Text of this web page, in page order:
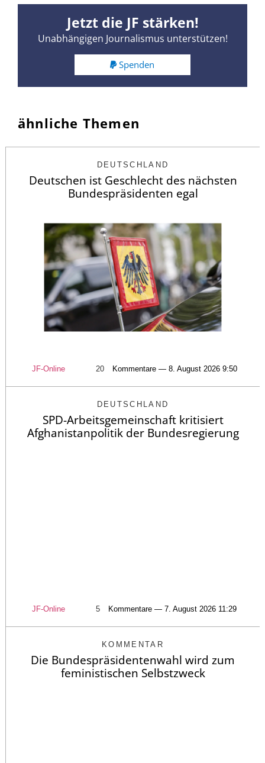
Jetzt die JF stärken!
Unabhängigen Journalismus unterstützen!
Spenden
ähnliche Themen
DEUTSCHLAND
Deutschen ist Geschlecht des nächsten
Bundespräsidenten egal
JF-Online 20 Kommentare — 8. August 2026 9:50
DEUTSCHLAND
SPD-Arbeitsgemeinschaft kritisiert
Afghanistanpolitik der Bundesregierung
JF-Online 5 Kommentare — 7. August 2026 11:29
KOMMENTAR
Die Bundespräsidentenwahl wird zum
feministischen Selbstzweck